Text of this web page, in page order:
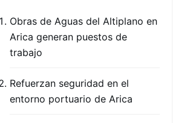
Obras de Aguas del Altiplano en
Arica generan puestos de
trabajo
Refuerzan seguridad en el
entorno portuario de Arica